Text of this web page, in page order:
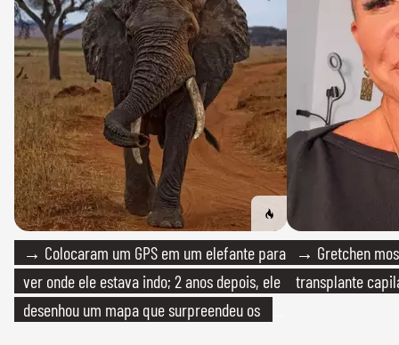
→ Colocaram um GPS em um elefante para
ver onde ele estava indo; 2 anos depois, ele
desenhou um mapa que surpreendeu os
→ Gretchen
transplante